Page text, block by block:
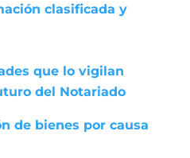
clasificada y
que lo vigilan
del Notariado
de bienes por causa